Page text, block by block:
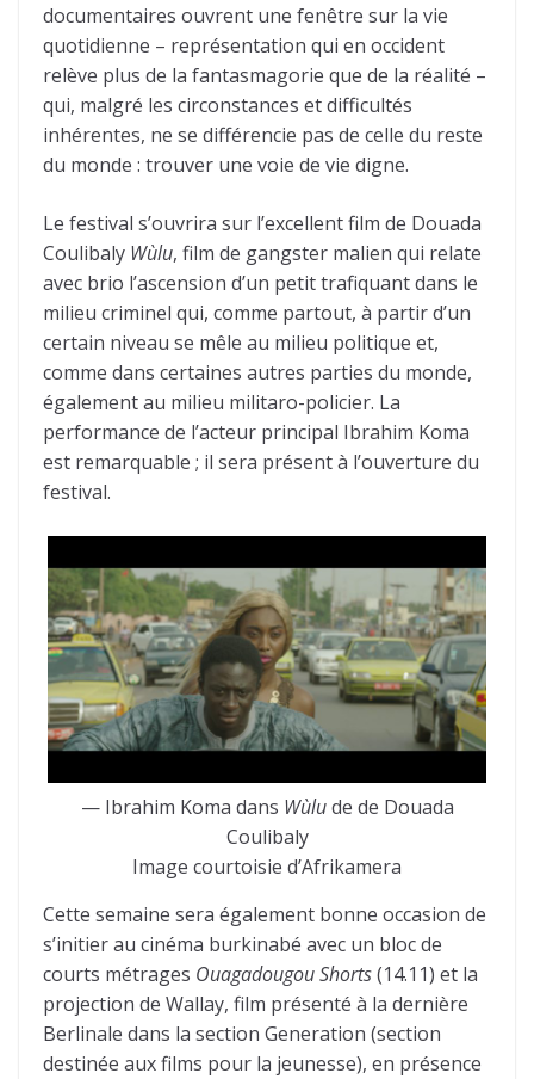
documentaires ouvrent une fenêtre sur la vie
quotidienne – représentation qui en occident
relève plus de la fantasmagorie que de la réalité –
qui, malgré les circonstances et difficultés
inhérentes, ne se différencie pas de celle du reste
du monde : trouver une voie de vie digne.
Le festival s’ouvrira sur l’excellent film de Douada
Coulibaly Wùlu, film de gangster malien qui relate
avec brio l’ascension d’un petit trafiquant dans le
milieu criminel qui, comme partout, à partir d’un
certain niveau se mêle au milieu politique et,
comme dans certaines autres parties du monde,
également au milieu militaro-policier. La
performance de l’acteur principal Ibrahim Koma
est remarquable ; il sera présent à l’ouverture du
festival.
— Ibrahim Koma dans Wùlude de Douada
Coulibaly
Image courtoisie d’Afrikamera
Cette semaine sera également bonne occasion de
s’initier au cinéma burkinabé avec un bloc de
courts métrages Ouagadougou Shorts(14.11) et la
projection de Wallay, film présenté à la dernière
Berlinale dans la section Generation (section
destinée aux films pour la jeunesse), en présence